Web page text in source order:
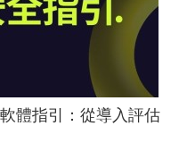
體指引：從導入評估